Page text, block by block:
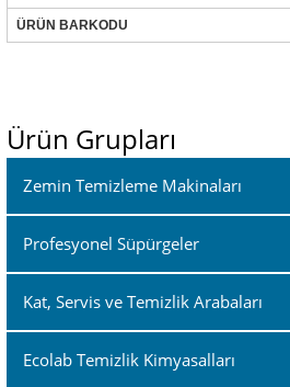
ÜRÜN BARKODU
Ürün Grupları
Zemin Temizleme Makinaları
Profesyonel Süpürgeler
Kat, Servis ve Temizlik Arabaları
Ecolab Temizlik Kimyasalları